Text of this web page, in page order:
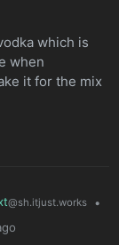
which is
when
it for the mix
@sh.itjust.works
•